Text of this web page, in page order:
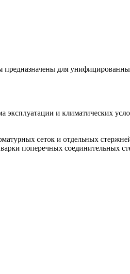
для
эксплуатации и климатических
сеток и отдельных
поперечных соединительных